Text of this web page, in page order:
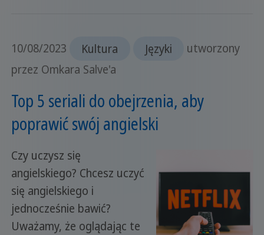
10/08/2023 Kultura Języki
utworzony
przez Omkara Salve'a
Top 5 seriali do obejrzenia, aby
poprawić swój angielski
Czy uczysz się
angielskiego? Chcesz uczyć
się angielskiego i
jednocześnie bawić?
Uważamy, że oglądając te